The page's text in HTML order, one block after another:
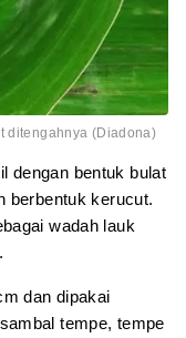
ditengahnya (Diadona)
dengan bentuk bulat
berbentuk kerucut.
wadah lauk
dan dipakai
tempe, tempe